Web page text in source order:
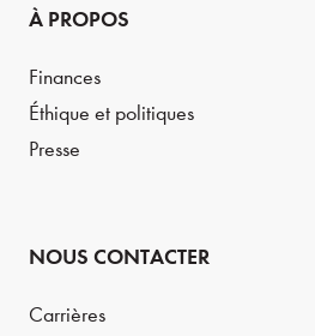
À PROPOS
Finances
Éthique et politiques
Presse
NOUS CONTACTER
Carrières